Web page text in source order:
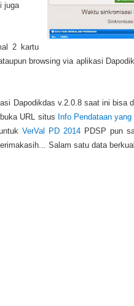
juga
2 kartu
browsing via aplikasi
Dapodikdas v.2.0.8 saat ini bisa
URL situs Info Pendataan yang
VerVal PD 2014 PDSP pun
Salam satu data